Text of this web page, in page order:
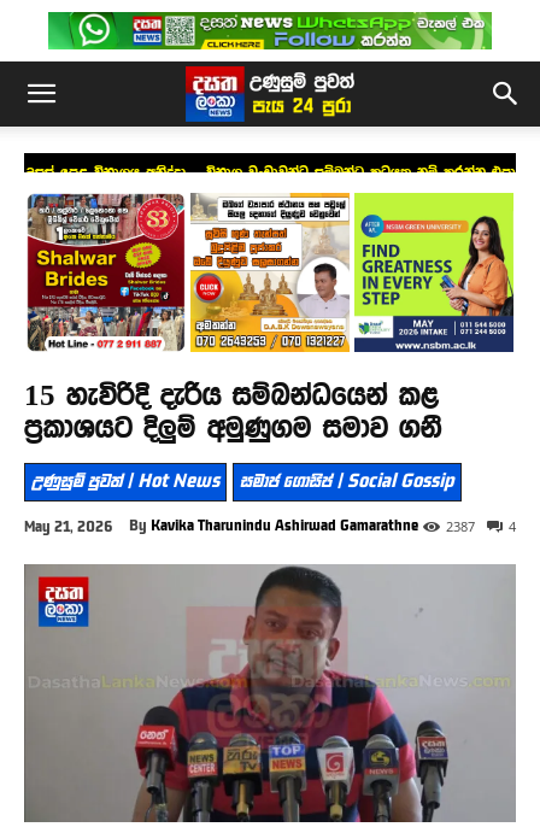
උසස් පෙළ විභාගය අනිද්දා – විභාග වංචාවන්ට සම්බන්ධ කටයුතු නම් කරන්න එපා
!
15 හැවිරිදි දැරිය සම්බන්ධයෙන් කළ
ප්‍රකාශයට දිලුම් අමුණුගම සමාව ගනී
උණුසුම් පුවත් | Hot News සමාජ ගොසිප් | Social Gossip
May 21, 2026 By Kavika Tharunindu Ashirwad Gamarathne 4
2387